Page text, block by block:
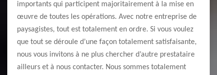
importants qui participent majoritairement à la mise en
œuvre de toutes les opérations. Avec notre entreprise de
paysagistes, tout est totalement en ordre. Si vous voulez
que tout se déroule d’une façon totalement satisfaisante,
nous vous invitons à ne plus chercher d’autre prestataire
ailleurs et à nous contacter. Nous sommes totalement